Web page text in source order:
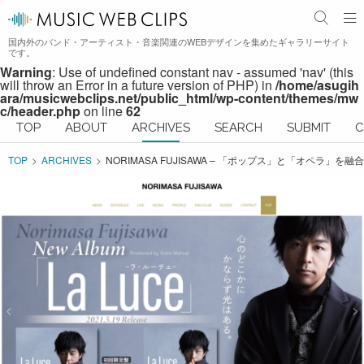
国内外のバンド・アーティスト・音楽関連のWEBデザインを集めたギャラリーサイト
です。
Warning: Use of undefined constant nav - assumed 'nav' (this
will throw an Error in a future version of PHP) in /home/asugih
ara/musicwebclips.net/public_html/wp-content/themes/mw
c/header.phpon line62
TOP ABOUT ARCHIVES SEARCH SUBMIT
TOP ARCHIVES NORIMASA FUJISAWA – 「ポップス」と「オペラ」を